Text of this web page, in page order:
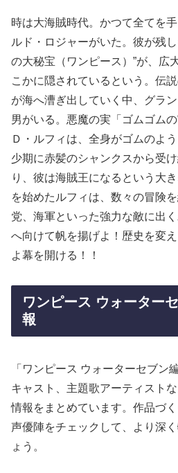
時は大海賊時代。かつて全てを
ルド・ロジャーがいた。彼が残
の大秘宝（ワンピース）”が、広
こかに隠されているという。伝
が海へ漕ぎ出していく中、グラ
男がいる。悪魔の実「ゴムゴム
Ｄ・ルフィは、全身がゴムのよ
少期に赤髪のシャンクスから受
り、彼は海賊王になるという大
を始めたルフィは、数々の冒険
党、海軍といった強力な敵に出
へ向けて帆を揚げよ！歴史を変
よ幕を開ける！！
ワンピース ウォーター
報
「ワンピース ウォーターセブン
キャスト、主題歌アーティスト
情報をまとめています。作品づ
声優陣をチェックして、より深
ょう。